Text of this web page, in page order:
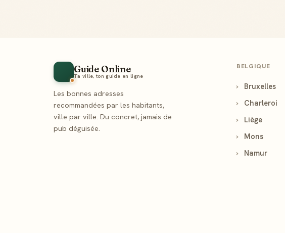
Guide Online
Ta ville, ton guide en ligne
Les bonnes adresses
recommandées par les habitants,
ville par ville. Du concret, jamais de
pub déguisée.
BELGIQUE
›
Bruxelles
›
Charleroi
›
Liège
›
Mons
›
Namur